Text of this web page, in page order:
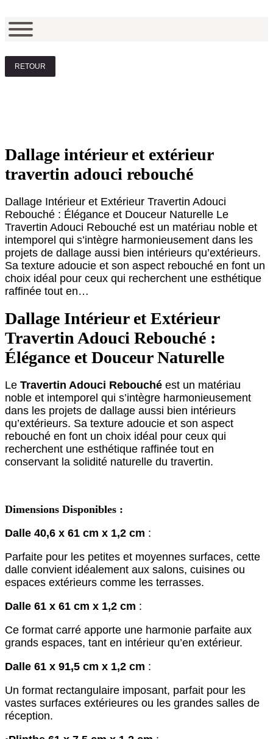
RETOUR
Dallage intérieur et extérieur
travertin adouci rebouché
Dallage Intérieur et Extérieur Travertin Adouci
Rebouché : Élégance et Douceur Naturelle Le
Travertin Adouci Rebouché est un matériau noble et
intemporel qui s’intègre harmonieusement dans les
projets de dallage aussi bien intérieurs qu’extérieurs.
Sa texture adoucie et son aspect rebouché en font un
choix idéal pour ceux qui recherchent une esthétique
raffinée tout en…
Dallage Intérieur et Extérieur
Travertin Adouci Rebouché :
Élégance et Douceur Naturelle
Le Travertin Adouci Rebouché est un matériau
noble et intemporel qui s’intègre harmonieusement
dans les projets de dallage aussi bien intérieurs
qu’extérieurs. Sa texture adoucie et son aspect
rebouché en font un choix idéal pour ceux qui
recherchent une esthétique raffinée tout en
conservant la solidité naturelle du travertin.
Dimensions Disponibles :
Dalle 40,6 x 61 cm x 1,2 cm :
Parfaite pour les petites et moyennes surfaces, cette
dalle convient idéalement aux salons, cuisines ou
espaces extérieurs comme les terrasses.
Dalle 61 x 61 cm x 1,2 cm :
Ce format carré apporte une harmonie parfaite aux
grands espaces, tant en intérieur qu’en extérieur.
Dalle 61 x 91,5 cm x 1,2 cm :
Un format rectangulaire imposant, parfait pour les
vastes surfaces extérieures ou les grandes salles de
réception.